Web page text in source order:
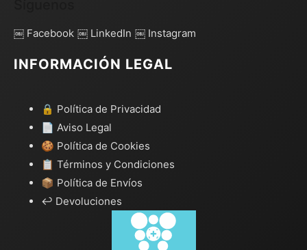
￼ Facebook ￼ LinkedIn ￼ Instagram
INFORMACIÓN LEGAL
🔒 Política de Privacidad
📄 Aviso Legal
🍪 Política de Cookies
📋 Términos y Condiciones
📦 Política de Envíos
↩️ Devoluciones